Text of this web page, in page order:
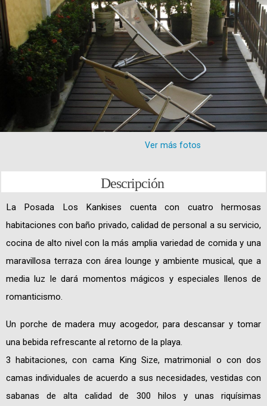
Ver más fotos
Descripción
La Posada Los Kankises cuenta con cuatro hermosas
habitaciones con baño privado, calidad de personal a su servicio,
cocina de alto nivel con la más amplia variedad de comida y una
maravillosa terraza con área lounge y ambiente musical, que a
media luz le dará momentos mágicos y especiales llenos de
romanticismo.
Un porche de madera muy acogedor, para descansar y tomar
una bebida refrescante al retorno de la playa.
3 habitaciones, con cama King Size, matrimonial o con dos
camas individuales de acuerdo a sus necesidades, vestidas con
sabanas de alta calidad de 300 hilos y unas riquísimas